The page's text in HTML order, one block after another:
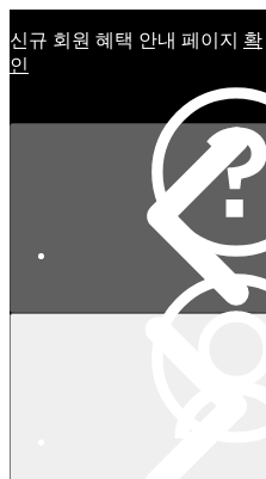
신규 회원 혜택 안내 페이지 확
인